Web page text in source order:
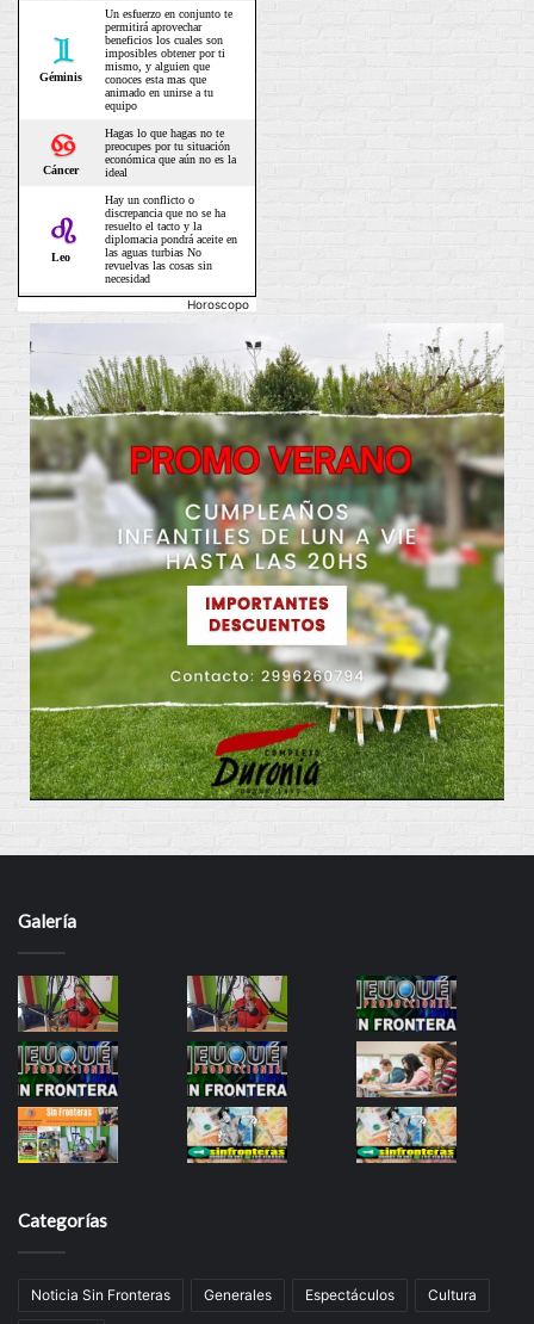
Horoscopo
Galería
Categorías
Noticia Sin Fronteras Generales Espectáculos Cultura